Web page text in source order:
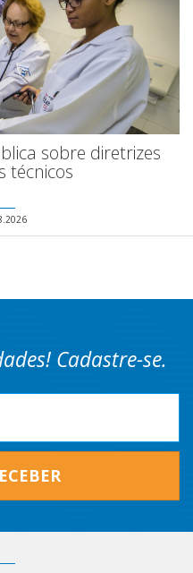
sobre diretrizes
técnicos
Cadastre-se.